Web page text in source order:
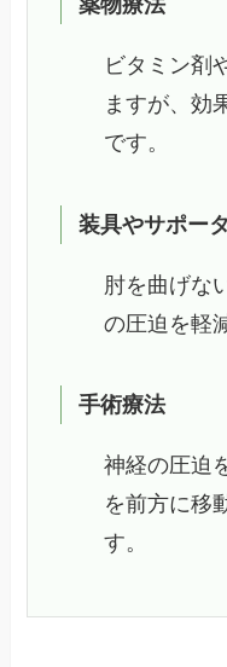
薬物療法
ビタミン剤
ますが、効
です。
装具やサポー
肘を曲げな
の圧迫を軽
手術療法
神経の圧迫
を前方に移
す。